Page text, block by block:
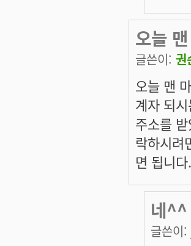
오늘
글쓴이: 권
오늘 맨
계자 되
주소를
락하시려
면 됩니다.
네^^
글쓴이: